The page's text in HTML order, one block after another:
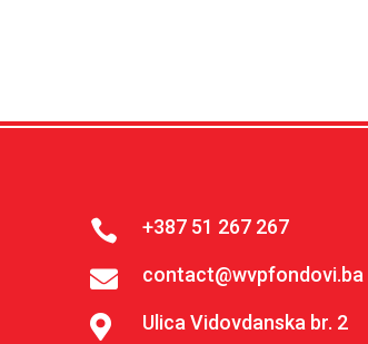
 +387 51 267 267
 contact@wvpfondovi.ba
 Ulica Vidovdanska br. 2